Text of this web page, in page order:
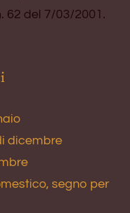
62 del 7/03/2001.
dicembre
segno per